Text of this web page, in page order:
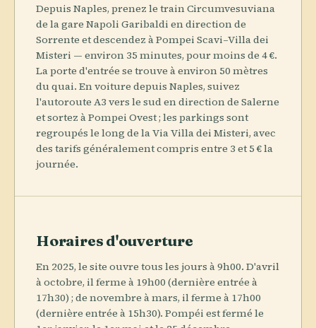
Depuis Naples, prenez le train Circumvesuviana
de la gare Napoli Garibaldi en direction de
Sorrente et descendez à Pompei Scavi–Villa dei
Misteri — environ 35 minutes, pour moins de 4 €.
La porte d'entrée se trouve à environ 50 mètres
du quai. En voiture depuis Naples, suivez
l'autoroute A3 vers le sud en direction de Salerne
et sortez à Pompei Ovest ; les parkings sont
regroupés le long de la Via Villa dei Misteri, avec
des tarifs généralement compris entre 3 et 5 € la
journée.
Horaires d'ouverture
En 2025, le site ouvre tous les jours à 9h00. D'avril
à octobre, il ferme à 19h00 (dernière entrée à
17h30) ; de novembre à mars, il ferme à 17h00
(dernière entrée à 15h30). Pompéi est fermé le